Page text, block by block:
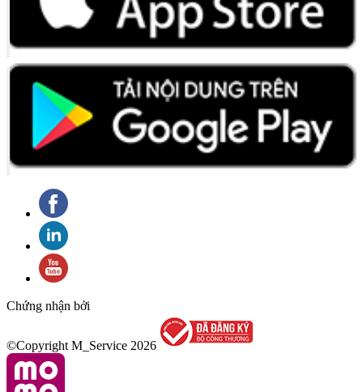
Chứng nhận bởi
©Copyright M_Service 2026